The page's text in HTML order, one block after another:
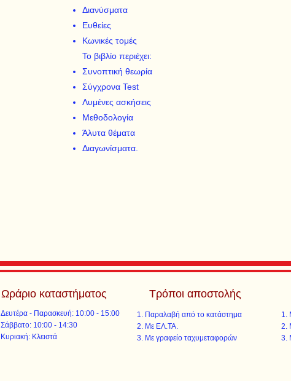
Διανύσματα
Ευθείες
Κωνικές τομές
Το βιβλίο περιέχει:
Συνοπτική θεωρία
Σύγχρονα Test
Λυμένες ασκήσεις
Μεθοδολογία
Άλυτα θέματα
Διαγωνίσματα.
Ωράριο καταστήματος
Δευτέρα - Παρασκευή: 10:00 - 15:00
​​Σάββατο: 10:00 - 14:30
​Κυριακή: Κλειστά
Τρόποι αποστολής
Παραλαβή από το κατάστημα
Με ΕΛ.ΤΑ.​​
Με γραφείο ταχυμεταφορών​